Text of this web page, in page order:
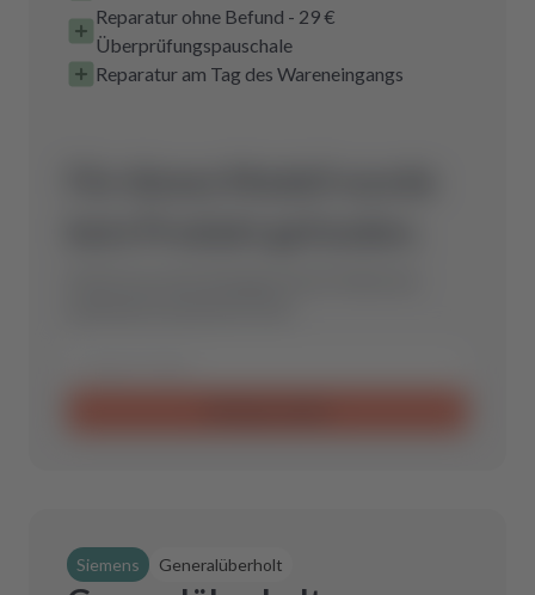
Reparatur ohne Befund - 29 €
Überprüfungspauschale
Reparatur am Tag des Wareneingangs
Siemens Generalüberholt